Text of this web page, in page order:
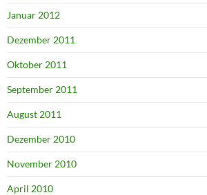
Januar 2012
Dezember 2011
Oktober 2011
September 2011
August 2011
Dezember 2010
November 2010
April 2010